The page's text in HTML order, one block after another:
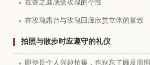
在香之庭感受玫瑰的个性
在玫瑰露台与玫瑰回廊欣赏立体的景致
拍照与散步时应遵守的礼仪
即使是个人兴趣拍摄，也别忘了顾及周围